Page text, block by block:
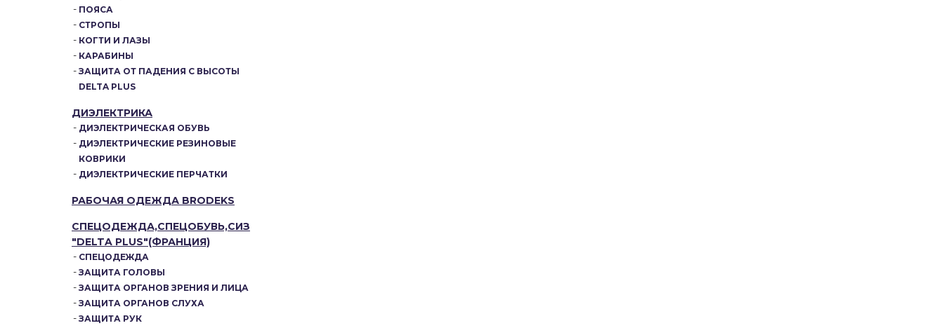
ПОЯСА
СТРОПЫ
КОГТИ И ЛАЗЫ
КАРАБИНЫ
ЗАЩИТА ОТ ПАДЕНИЯ С ВЫСОТЫ
DELTA PLUS
ДИЭЛЕКТРИКА
ДИЭЛЕКТРИЧЕСКАЯ ОБУВЬ
ДИЭЛЕКТРИЧЕСКИЕ РЕЗИНОВЫЕ
КОВРИКИ
ДИЭЛЕКТРИЧЕСКИЕ ПЕРЧАТКИ
РАБОЧАЯ ОДЕЖДА BRODEKS
СПЕЦОДЕЖДА,СПЕЦОБУВЬ,СИЗ
"DELTA PLUS"(ФРАНЦИЯ)
СПЕЦОДЕЖДА
ЗАЩИТА ГОЛОВЫ
ЗАЩИТА ОРГАНОВ ЗРЕНИЯ И ЛИЦА
ЗАЩИТА ОРГАНОВ СЛУХА
ЗАЩИТА РУК